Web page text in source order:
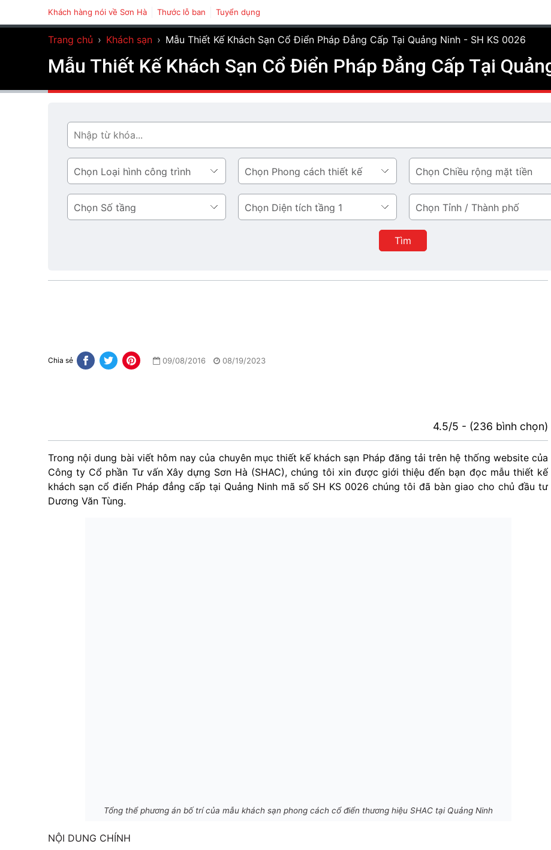
Khách hàng nói về Sơn Hà Thước lỗ ban Tuyển dụng
Trang chủ › Khách sạn › Mẫu Thiết Kế Khách Sạn Cổ Điển Pháp Đẳng Cấp Tại Quảng Ninh - SH KS 0026
Mẫu Thiết Kế Khách Sạn Cổ Điển Pháp Đẳng Cấp Tại
Tìm
Loại
hình
công
trình
Phong
cách
thiết
kế
Chiều
rộng
mặt
tiền
Số
tầng
Diện
tích
Tỉnh
/
Thành
phố
Tìm
Chia sẻ 09/08/2016 08/19/2023
4.5/5 - (236 bình chọn)
Trong nội dung bài viết hôm nay của chuyên mục thiết kế khách sạn Pháp đăng tải trên hệ thống website của
Công ty Cổ phần Tư vấn Xây dựng Sơn Hà (SHAC), chúng tôi xin được giới thiệu đến bạn đọc mẫu thiết kế
khách sạn cổ điển Pháp đẳng cấp tại Quảng Ninh mã số SH KS 0026 chúng tôi đã bàn giao cho chủ đầu tư
Dương Văn Tùng.
Tổng thể phương án bố trí của mẫu khách sạn phong cách cổ điển thương hiệu SHAC tại Quảng Ninh
NỘI DUNG CHÍNH